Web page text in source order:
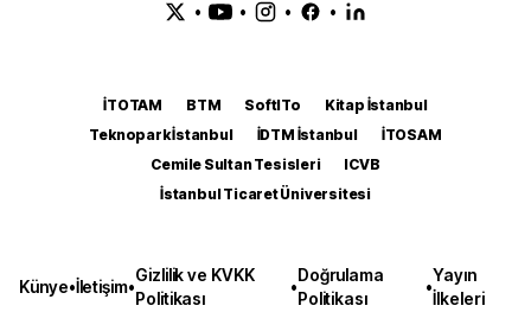
• • • •
İTOTAM BTM SoftITo
Kitap İstanbul
Teknopark İstanbul
İDTM İstanbul
İTOSAM
Cemile Sultan Tesisleri
ICVB
İstanbul Ticaret Üniversitesi
Künye•İletişim•
Gizlilik ve KVKK
Politikası
•
Doğrulama
Politikası
•
Yayın
İlkeleri